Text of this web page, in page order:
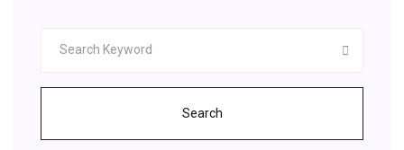
Search